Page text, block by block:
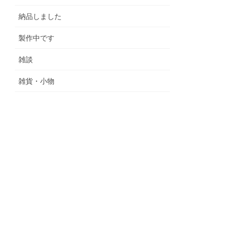
納品しました
製作中です
雑談
雑貨・小物